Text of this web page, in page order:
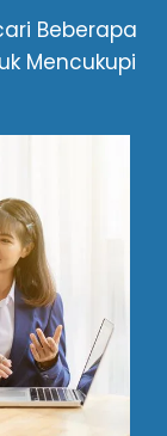
Beberapa
Mencukupi